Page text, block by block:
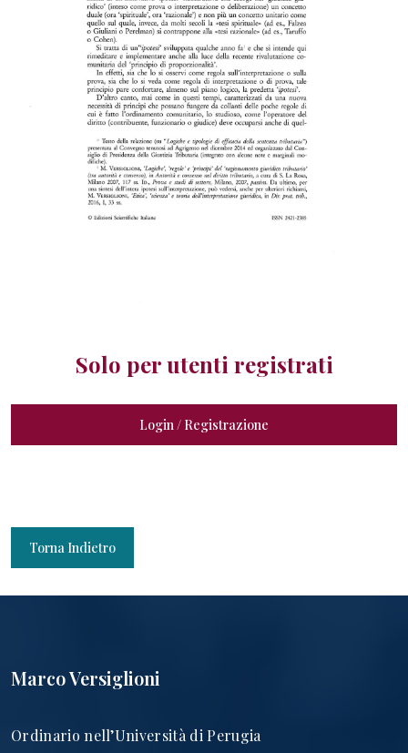
Solo per utenti registrati
Login / Registrazione
Torna Indietro
Marco Versiglioni
Ordinario nell’Università di Perugia